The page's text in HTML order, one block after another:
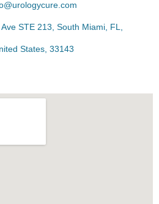
STE 213, South Miami, FL,
States, 33143